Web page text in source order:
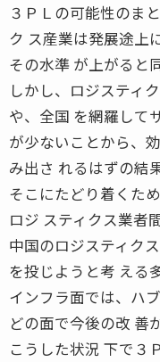
３ＰＬの可能性のま
ク ス産業は発展途上
その水準 が上がると
しかし、ロジスティ
や、全国 を網羅して
が少ないことから、
み出さ れるはずの結
そこにたどり着くた
ロジ スティクス業者
中国のロジスティク
を投じようと考 える
インフラ面では、ハ
どの面で今後の改 善
こうした状況 下で３